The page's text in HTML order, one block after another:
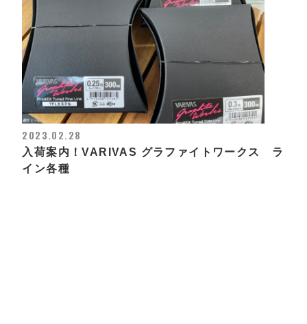
2023.02.28
入荷案内！VARIVAS グラファイトワークス ラ
イン各種